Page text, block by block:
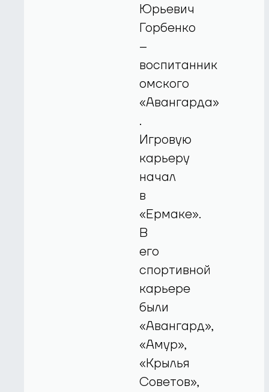
Юрьевич
Горбенко
–
воспитанник
омского
«Авангарда»
.
Игровую
карьеру
начал
в
«Ермаке».
В
его
спортивной
карьере
были
«Авангард»,
«Амур»,
«Крылья
Советов»,